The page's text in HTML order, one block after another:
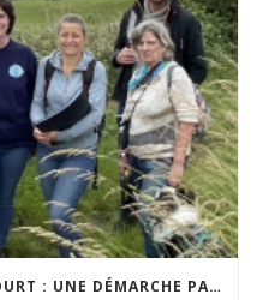
VISITE PARTAGÉE À WALCOURT : UNE DÉMARCHE PARTICIPATIVE ANIMÉE PAR ESPACE ENVIRONNEMENT